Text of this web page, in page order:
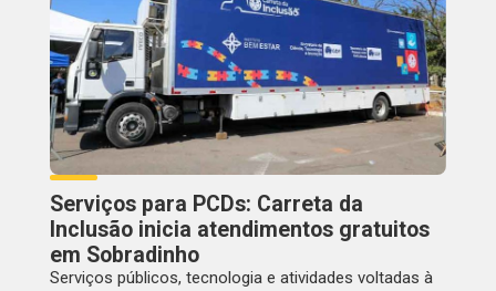
Serviços para PCDs: Carreta da
Inclusão inicia atendimentos gratuitos
em Sobradinho
Serviços públicos, tecnologia e atividades voltadas à